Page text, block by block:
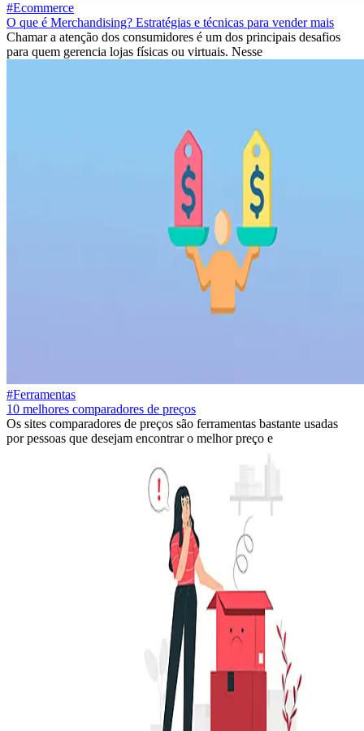
#Ecommerce
O que é Merchandising? Estratégias e técnicas para vender mais
Chamar a atenção dos consumidores é um dos principais desafios
para quem gerencia lojas físicas ou virtuais. Nesse
#Ferramentas
10 melhores comparadores de preços
Os sites comparadores de preços são ferramentas bastante usadas
por pessoas que desejam encontrar o melhor preço e